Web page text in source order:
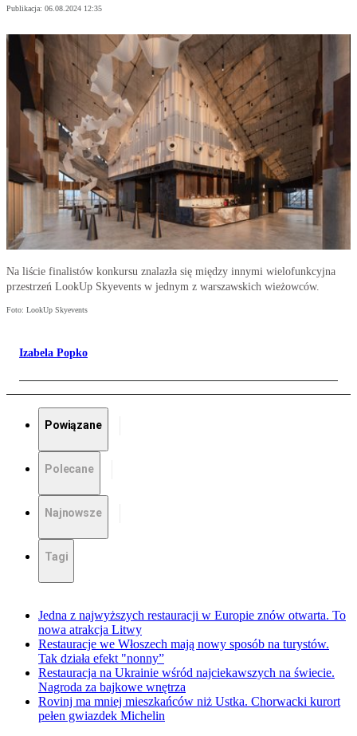
Publikacja: 06.08.2024 12:35
Na liście finalistów konkursu znalazła się między innymi wielofunkcyjna
przestrzeń LookUp Skyevents w jednym z warszawskich wieżowców.
Foto: LookUp Skyevents
Izabela Popko
Powiązane
Polecane
Najnowsze
Tagi
Jedna z najwyższych restauracji w Europie znów otwarta. To
nowa atrakcja Litwy
Restauracje we Włoszech mają nowy sposób na turystów.
Tak działa efekt "nonny”
Restauracja na Ukrainie wśród najciekawszych na świecie.
Nagroda za bajkowe wnętrza
Rovinj ma mniej mieszkańców niż Ustka. Chorwacki kurort
pełen gwiazdek Michelin